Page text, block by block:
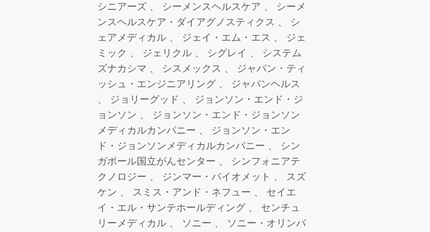
シニアーズ
シーメンスヘルスケア
シーメ
ンスヘルスケア・ダイアグノスティクス
シ
ェアメディカル
ジェイ・エム・エス
ジェ
ミック
ジェリクル シグレイ
システム
ズナカシマ
シスメックス
ジャパン・ティ
ッシュ・エンジニアリング
ジャパンヘルス
ジョリーグッド
ジョンソン・エンド・ジ
ョンソン
ジョンソン・エンド・ジョンソン
メディカルカンパニー
ジョンソン・エン
ド・ジョンソンメディカルカンパニー
シン
ガポール国立がんセンター
シンフォニアテ
クノロジー
ジンマー・バイオメット
スズ
ケン
スミス・アンド・ネフュー
セイエ
イ・エル・サンテホールディング
センチュ
リーメディカル
ソニー
ソニー・オリンパ